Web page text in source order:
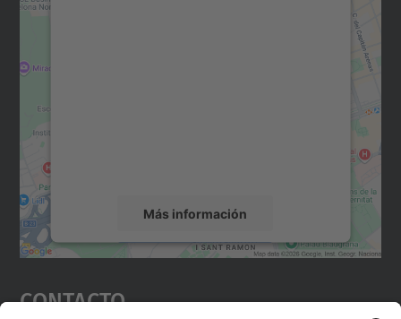
Más información
Aceptar
powered by
Contacto